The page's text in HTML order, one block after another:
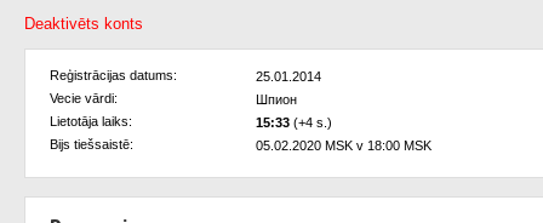
Deaktivēts konts
Reģistrācijas datums:
25.01.2014
Vecie vārdi:
Шпион
Lietotāja laiks:
15:33 (+4 s.)
Bijs tiešsaistē:
05.02.2020 MSK v 18:00 MSK